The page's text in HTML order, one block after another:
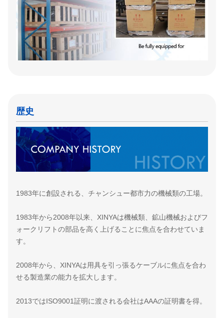
歴史
1983年に創設される、チャンシュー都市力の機械類の工場。
1983年から2008年以来、XINYAは機械類、鉱山機械およびフ
ォークリフトの部品を高く上げることに焦点を合わせていま
す。
2008年から、XINYAは用具を引っ張るケーブルに焦点を合わ
せる製造業の能力を拡大します。
2013ではISO9001証明に渡される会社はAAAの証明書を得。